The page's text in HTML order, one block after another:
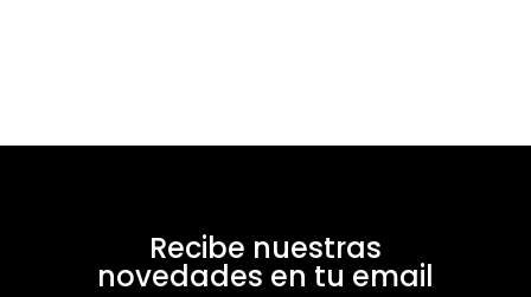
Recibe nuestras
novedades en tu email